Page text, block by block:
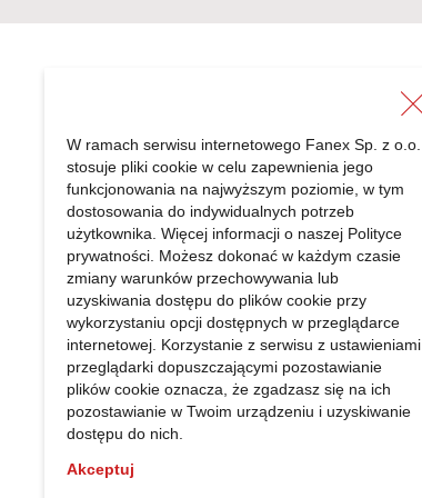
FANEX Sp. z o.o.
Radonice 5a
05-870 Błonie
NIP: 524 040 14 45
REGON: 011042091
W ramach serwisu internetowego Fanex Sp. z o.o.
stosuje pliki cookie w celu zapewnienia jego
funkcjonowania na najwyższym poziomie, w tym
dostosowania do indywidualnych potrzeb
użytkownika. Więcej informacji o naszej Polityce
prywatności . Możesz dokonać w każdym czasie
zmiany warunków przechowywania lub
uzyskiwania dostępu do plików cookie przy
wykorzystaniu opcji dostępnych w przeglądarce
internetowej. Korzystanie z serwisu z ustawieniami
przeglądarki dopuszczającymi pozostawianie
plików cookie oznacza, że zgadzasz się na ich
pozostawianie w Twoim urządzeniu i uzyskiwanie
dostępu do nich.
Akceptuj